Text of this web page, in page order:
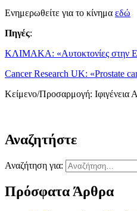
Ενημερωθείτε για το κίνημα εδώ
Πηγές:
ΚΛΙΜΑΚΑ: «Αυτοκτονίες στην
Cancer Research UK: «Prostate
Κείμενο/Προσαρμογή: Ιφιγένεια
Αναζητήστε
Αναζήτηση για:
Πρόσφατα Άρθρα